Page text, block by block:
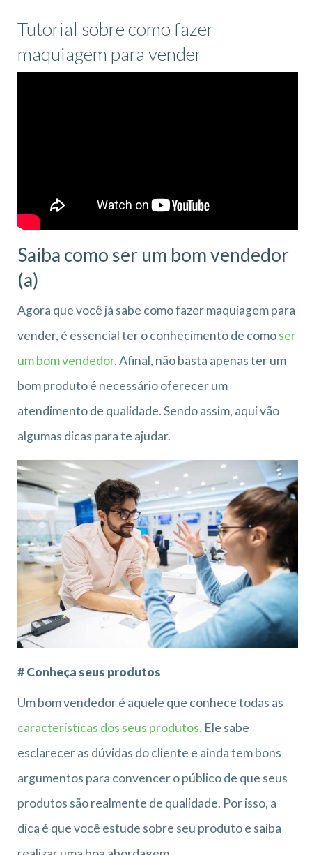
Tutorial sobre como fazer
maquiagem para vender
Saiba como ser um bom vendedor
(a)
Agora que você já sabe como fazer maquiagem para
vender, é essencial ter o conhecimento de comoser
um bom vendedor. Afinal, não basta apenas ter um
bom produto é necessário oferecer um
atendimento de qualidade. Sendo assim, aqui vão
algumas dicas para te ajudar.
# Conheça seus produtos
Um bom vendedor é aquele que conhece todas as
características dos seus produtos. Ele sabe
esclarecer as dúvidas do cliente e ainda tem bons
argumentos para convencer o público de que seus
produtos são realmente de qualidade. Por isso, a
dica é que você estude sobre seu produto e saiba